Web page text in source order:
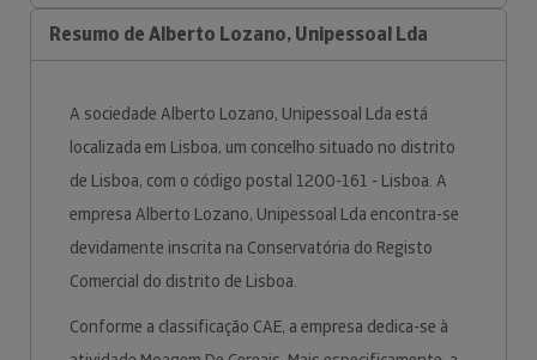
Resumo de Alberto Lozano, Unipessoal Lda
A sociedade Alberto Lozano, Unipessoal Lda está
localizada em Lisboa, um concelho situado no distrito
de Lisboa, com o código postal 1200-161 - Lisboa. A
empresa Alberto Lozano, Unipessoal Lda encontra-se
devidamente inscrita na Conservatória do Registo
Comercial do distrito de Lisboa.
Conforme a classificação CAE, a empresa dedica-se à